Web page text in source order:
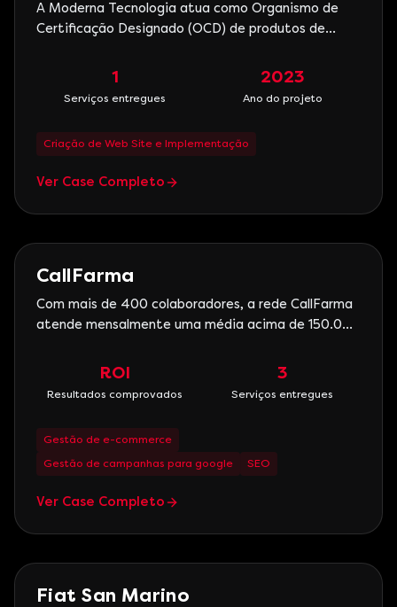
A Moderna Tecnologia atua como Organismo de
Certificação Designado (OCD) de produtos de
com tempo recorde em certificação, com mais de
1
Serviços entregues
2023
Ano do projeto
Criação de Web Site e Implementação
Ver Case Completo
Saúde
CallFarma
Com mais de 400 colaboradores, a rede CallFarma
atende mensalmente uma média acima de 150.000
ligações por dia e os acessos do site crescem a
ROI
Resultados comprovados
3
Serviços entregues
Gestão de e-commerce
Gestão de campanhas para google
SEO
Ver Case Completo
Automotivo
Fiat San Marino